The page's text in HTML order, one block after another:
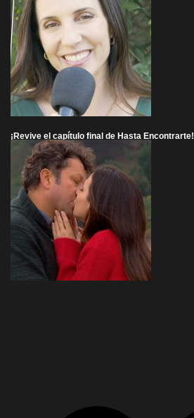
¡Revive el capítulo final de Hasta Encontrarte!